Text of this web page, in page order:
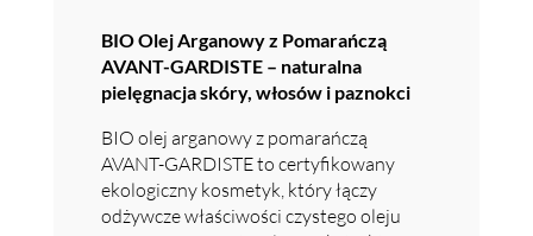
BIO Olej Arganowy z Pomarańczą
AVANT-GARDISTE – naturalna
pielęgnacja skóry, włosów i paznokci
BIO olej arganowy z pomarańczą
AVANT-GARDISTE to certyfikowany
ekologiczny kosmetyk, który łączy
odżywcze właściwości czystego oleju